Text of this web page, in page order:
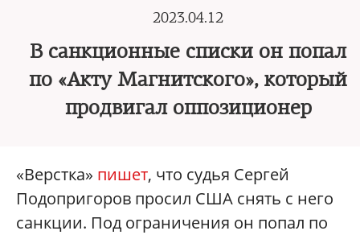
2023.04.12
В санкционные списки он попал
по «Акту Магнитского»‎, который
продвигал оппозиционер
«Верстка»‎ пишет, что судья Сергей
Подопригоров просил США снять с него
санкции. Под ограничения он попал по